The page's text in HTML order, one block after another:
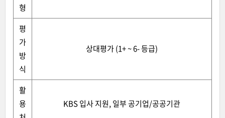
형
평
가
방
식
상대평가 (1+ ~ 6- 등급)
활
용
KBS 입사 지원, 일부 공기업/공공기관